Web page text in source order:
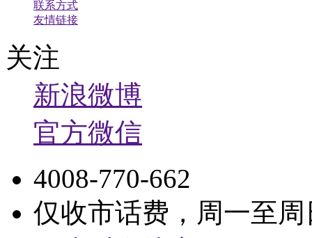
联系方式
友情链接
关注
新浪微博
官方微信
4008-770-662
仅收市话费，周一至周